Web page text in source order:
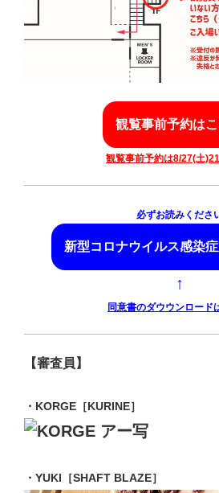
観覧事前予約は
観覧事前予約は8/27(土
必ずお読みくださ
新型コロナウイルス感染
↑
同意書のダウウンロード
【審査員】
・KORGE［KURINE］
・YUKI［SHAFT BLAZE］